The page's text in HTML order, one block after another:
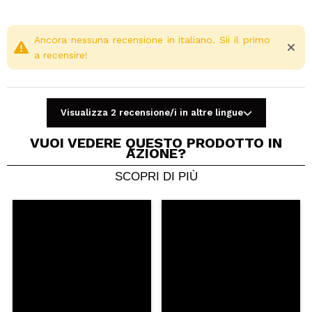
Condividi un video o una foto
Il tuo video potrebbe essere il primo. Immaginalo...
Ancora nessuna recensione in italiano. Sii il primo
a recensire!
Visualizza 2 recensione/i in altre lingue
VUOI VEDERE QUESTO PRODOTTO IN
AZIONE?
SCOPRI DI PIÙ